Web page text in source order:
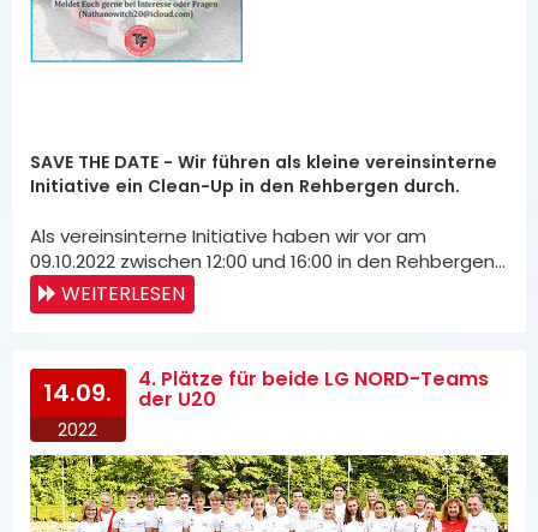
SAVE THE DATE - Wir führen als kleine vereinsinterne
Initiative ein Clean-Up in den Rehbergen durch.
Als vereinsinterne Initiative haben wir vor am
09.10.2022 zwischen 12:00 und 16:00 in den Rehbergen…
WEITERLESEN
14.09.
2022
4. Plätze für beide LG NORD-Teams
der U20